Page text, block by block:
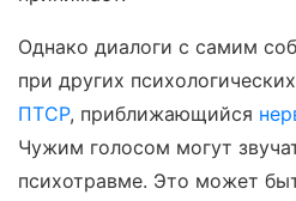
Однако диалоги с самим
при других
ПТСР, приближающийся
Чужим голосом могут
психотравме. Это может